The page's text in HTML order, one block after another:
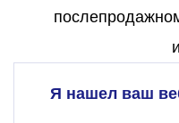
Я нашел ваш